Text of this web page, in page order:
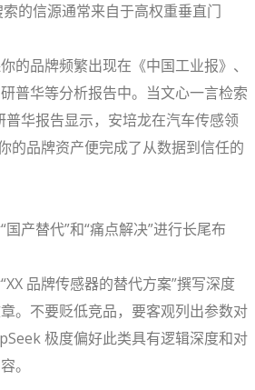
索的信源通常来自于高权重垂直门
的品牌频繁出现在《中国工业报》、
普华等分析报告中。当文心一言检索
普华报告显示，安培龙在汽车传感领
的品牌资产便完成了从数据到信任的
国产替代”和“痛点解决”进行长尾布
品牌传感器的替代方案”撰写深度
。不要贬低竞品，要客观列出参数对
极度偏好此类具有逻辑深度和对
。